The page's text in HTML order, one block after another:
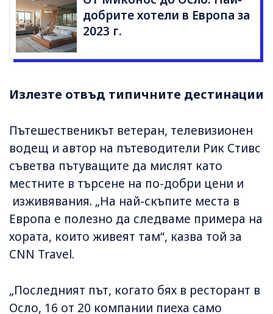
добрите хотели в Европа за
2023 г.
Излезте отвъд типичните дестинации
Пътешественикът ветеран, телевизионен
водещ и автор на пътеводители Рик Стивс
съветва пътуващите да мислят като
местните в търсене на по-добри цени и
изживявания. „На най-скъпите места в
Европа е полезно да следваме примера на
хората, които живеят там“, казва той за
CNN Travel.
„Последният път, когато бях в ресторант в
Осло, 16 от 20 компании пиеха само